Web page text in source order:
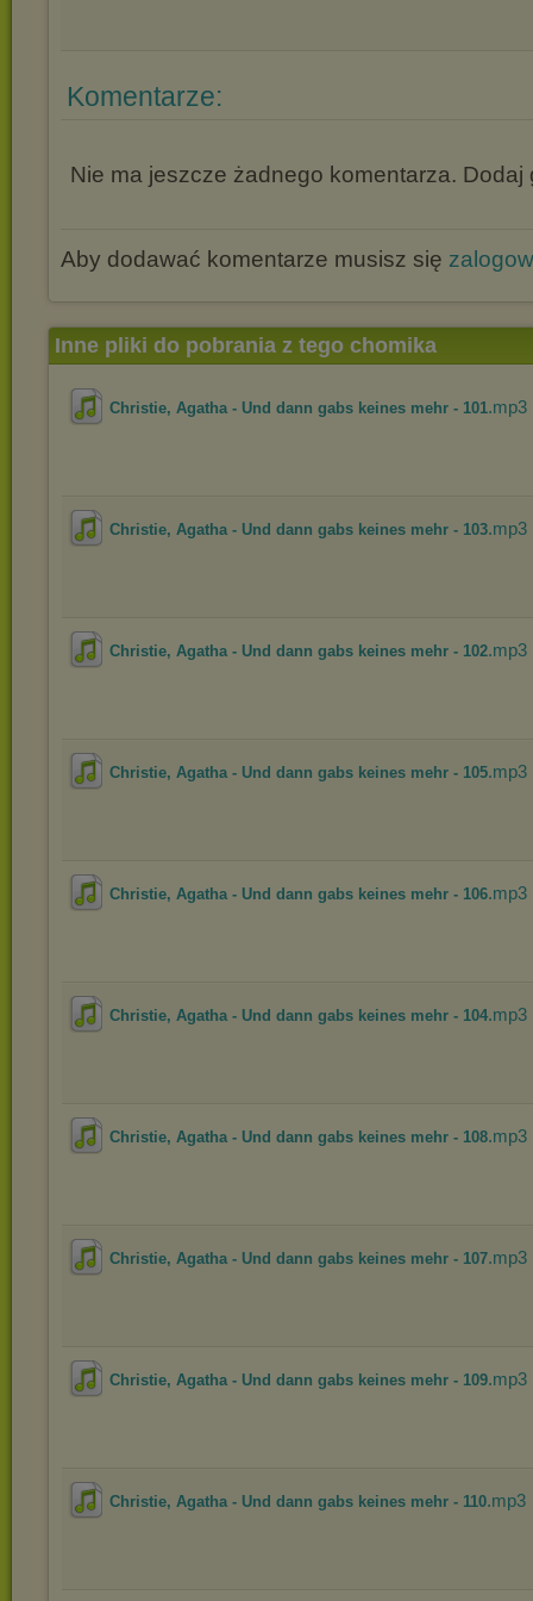
Komentarze:
Nie ma jeszcze żadnego komentarza. Dodaj
Aby dodawać komentarze musisz się
Inne pliki do pobrania z tego chomika
Christie, Agatha - Und dann gabs keines mehr - 101.mp3
Christie, Agatha - Und dann gabs keines mehr - 103.mp3
Christie, Agatha - Und dann gabs keines mehr - 102.mp3
Christie, Agatha - Und dann gabs keines mehr - 105.mp3
Christie, Agatha - Und dann gabs keines mehr - 106.mp3
Christie, Agatha - Und dann gabs keines mehr - 104.mp3
Christie, Agatha - Und dann gabs keines mehr - 108.mp3
Christie, Agatha - Und dann gabs keines mehr - 107.mp3
Christie, Agatha - Und dann gabs keines mehr - 109.mp3
Christie, Agatha - Und dann gabs keines mehr - 110.mp3